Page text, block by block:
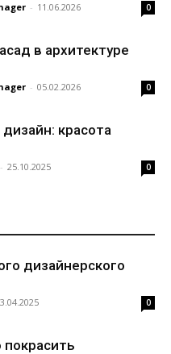
- 11.06.2026 0
в архитектуре
- 05.02.2026 0
красота
- 25.10.2025 0
дизайнерского
0
покрасить